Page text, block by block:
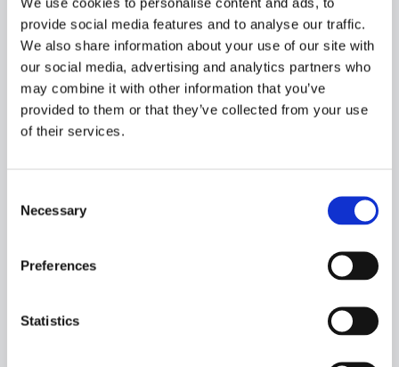
provide social media features and to analyse our traffic.
We also share information about your use of our site with
our social media, advertising and analytics partners who
may combine it with other information that you’ve
provided to them or that they’ve collected from your use
of their services.
Selection
Necessary
Preferences
Statistics
ACCOMMODATION:
pers.
CAPACITIES:
RSW tanks:
2.600 m3
Fuel oil:
Vik-Sandvik AS
Erik, Henning og Lars Kjeldsen